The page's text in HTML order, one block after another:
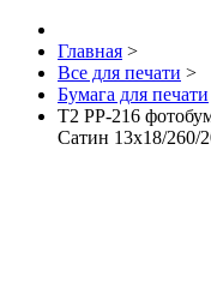
Главная >
Все для печати >
Бумага для печати
T2 PP-216
Сатин 13x18/260/